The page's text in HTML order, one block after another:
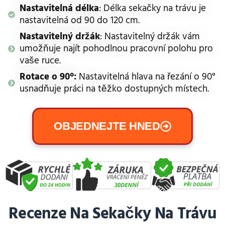
Nastavitelná délka: Délka sekačky na trávu je
nastavitelná od 90 do 120 cm.
Nastavitelný držák: Nastavitelný držák vám
umožňuje najít pohodlnou pracovní polohu pro
vaše ruce.
Rotace o 90°:Nastavitelná hlava na řezání o 90°
usnadňuje práci na těžko dostupných místech.
OBJEDNEJTE HNED
Recenze Na Sekačky Na Trávu